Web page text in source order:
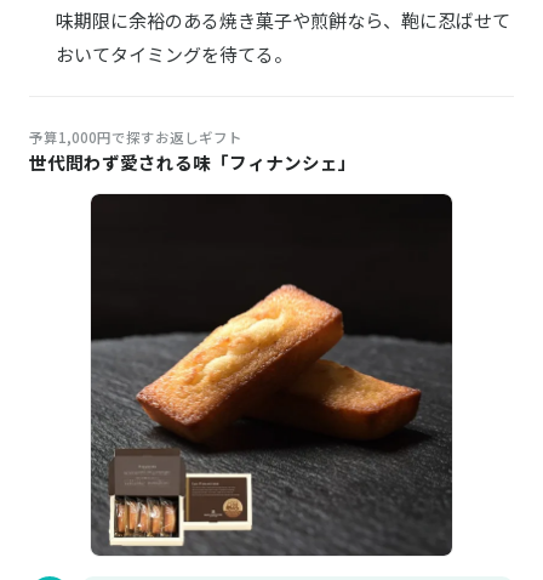
味期限に余裕のある焼き菓子や煎餅なら、鞄に忍ばせて
おいてタイミングを待てる。
予算1,000円で探すお返しギフト
世代問わず愛される味「フィナンシェ」